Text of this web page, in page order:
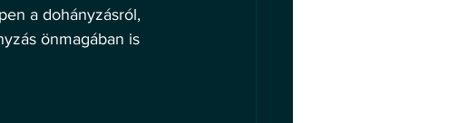
a dohányzásról,
önmagában is